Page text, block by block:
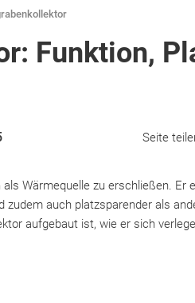
Funktion,
Seite
Wärmequelle zu erschließen. Er
zudem auch platzsparender als
aufgebaut ist, wie er sich